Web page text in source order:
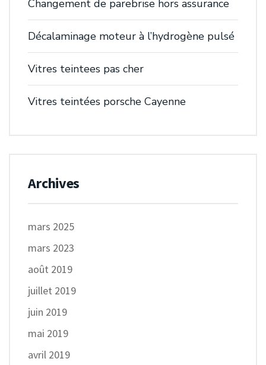
Changement de parebrise hors assurance
Décalaminage moteur à l’hydrogène pulsé
Vitres teintees pas cher
Vitres teintées porsche Cayenne
Archives
mars 2025
mars 2023
août 2019
juillet 2019
juin 2019
mai 2019
avril 2019